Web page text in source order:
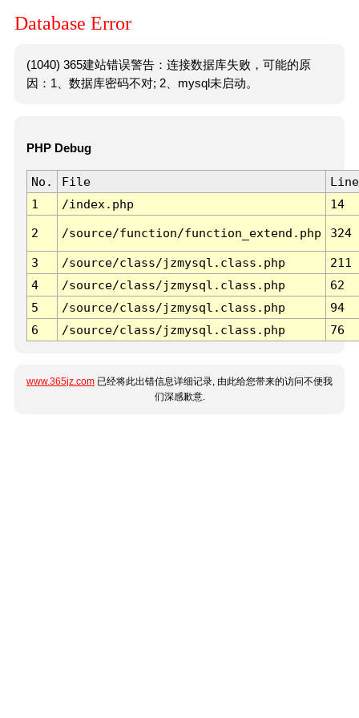
Database Error
(1040) 365建站错误警告：连接数据库失败，可能的原
因：1、数据库密码不对; 2、mysql未启动。
PHP Debug
No. File
Line
1
/index.php 14
2 /source/function/function_extend.php 324
3 /source/class/jzmysql.class.php
211
4
/source/class/jzmysql.class.php
62
5
/source/class/jzmysql.class.php
94
6
/source/class/jzmysql.class.php 76
www.365jz.com 已经将此出错信息详细记录, 由此给您带来的访问不便我
们深感歉意.